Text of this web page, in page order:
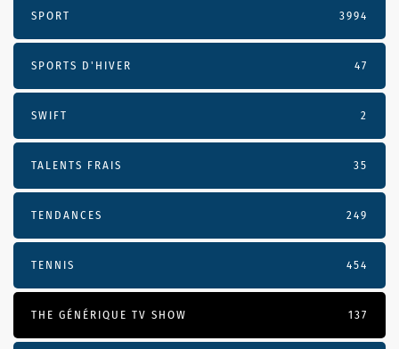
SPORT 3994
SPORTS D'HIVER 47
SWIFT 2
TALENTS FRAIS 35
TENDANCES 249
TENNIS 454
THE GÉNÉRIQUE TV SHOW 137